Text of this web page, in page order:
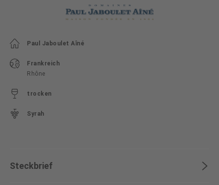
Paul Jaboulet Aîné
Frankreich
Rhône
trocken
Syrah
Steckbrief